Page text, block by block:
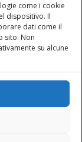
come i cookie
dispositivo. Il
dati come il
sito. Non
su alcune